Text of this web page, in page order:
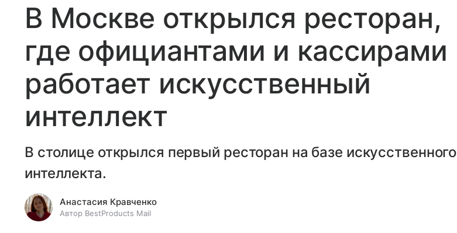
В Москве открылся ресторан,
где официантами и кассирами
работает искусственный
интеллект
В столице открылся первый ресторан на базе искусственного
интеллекта.
Анастасия Кравченко
Автор BestProducts Mail